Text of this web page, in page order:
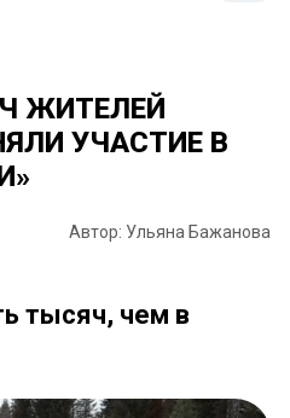
ЖИТЕЛЕЙ
УЧАСТИЕ В
Автор: Ульяна Бажанова
тысяч, чем в